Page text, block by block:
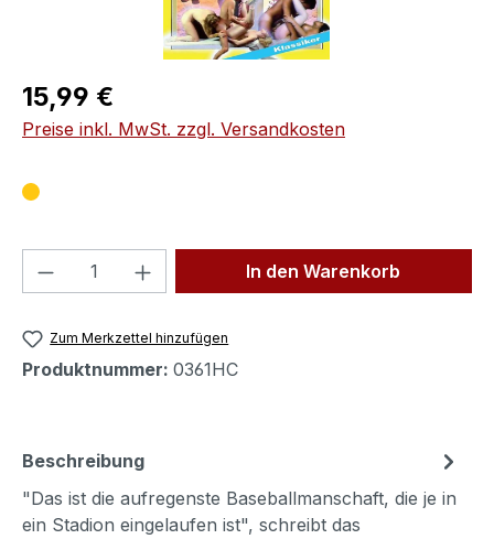
Regulärer Preis:
15,99 €
Preise inkl. MwSt. zzgl. Versandkosten
Produkt Anzahl: Gib denIn den Warenkorb
Zum Merkzettel hinzufügen
Produktnummer: 0361HC
Beschreibung
"Das ist die aufregenste Baseballmanschaft, die je in
ein Stadion eingelaufen ist", schreibt das